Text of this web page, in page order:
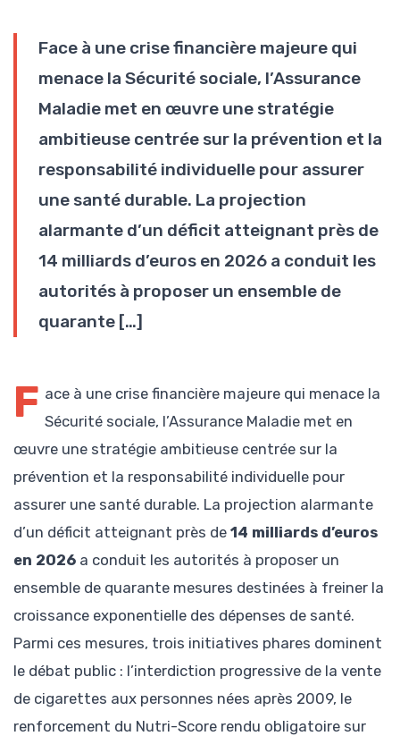
Face à une crise financière majeure qui
menace la Sécurité sociale, l’Assurance
Maladie met en œuvre une stratégie
ambitieuse centrée sur la prévention et la
responsabilité individuelle pour assurer
une santé durable. La projection
alarmante d’un déficit atteignant près de
14 milliards d’euros en 2026 a conduit les
autorités à proposer un ensemble de
quarante […]
F ace à une crise financière majeure qui menace la
Sécurité sociale, l’Assurance Maladie met en
œuvre une stratégie ambitieuse centrée sur la
prévention et la responsabilité individuelle pour
assurer une santé durable. La projection alarmante
d’un déficit atteignant près de 14 milliards d’euros
en 2026 a conduit les autorités à proposer un
ensemble de quarante mesures destinées à freiner la
croissance exponentielle des dépenses de santé.
Parmi ces mesures, trois initiatives phares dominent
le débat public : l’interdiction progressive de la vente
de cigarettes aux personnes nées après 2009, le
renforcement du Nutri-Score rendu obligatoire sur